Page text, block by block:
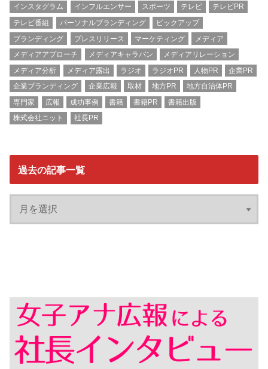
インスタグラム
インフルエンサー スポーツ テレビ
テレビPR
テレビ番組
パーソナルブランディング
ピックアップ
ブランディング
プレスリリース マーケティング
メディア
メディアアプローチ
メディアキャラバン
メディアリレーション
メディア分析
メディア露出 ラジオ ラジオPR 人物PR
企業PR
企業ブランディング
企業広報 取材 地方PR
地方自治体PR
専門家
広報 成功事例 書籍 書籍PR
書籍出版
株式会社ニット
社長PR
過去の記事一覧